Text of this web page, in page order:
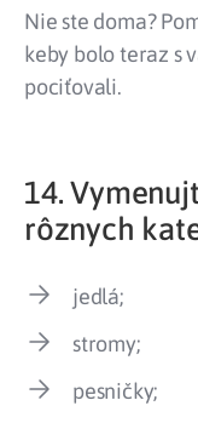
Nie ste doma?
keby bolo teraz s
pociťovali.
14.
rôznych
jedlá;
stromy;
pesničky;